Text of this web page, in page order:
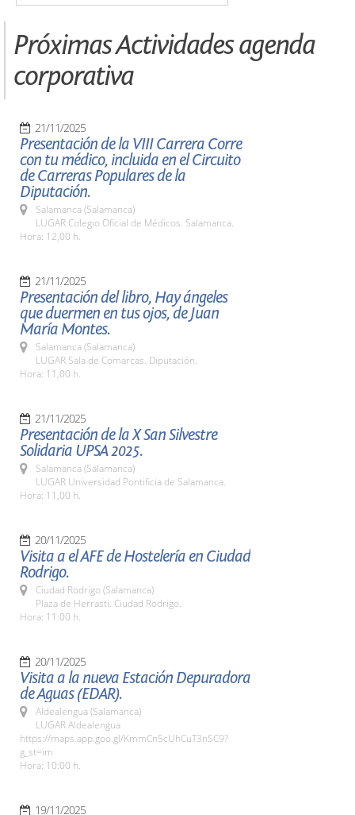
Próximas Actividades agenda
corporativa
21/11/2025
Presentación de la VIII Carrera Corre
con tu médico, incluida en el Circuito
de Carreras Populares de la
Diputación.
Salamanca (Salamanca)
LUGAR Colegio Oficial de Médicos. Salamanca.
Hora: 12,00 h.
21/11/2025
Presentación del libro, Hay ángeles
que duermen en tus ojos, de Juan
María Montes.
Salamanca (Salamanca)
LUGAR Sala de Comarcas. Diputación.
Hora: 11,00 h.
21/11/2025
Presentación de la X San Silvestre
Solidaria UPSA 2025.
Salamanca (Salamanca)
LUGAR Universidad Pontificia de Salamanca.
Hora: 11,00 h.
20/11/2025
Visita a el AFE de Hostelería en Ciudad
Rodrigo.
Ciudad Rodrigo (Salamanca)
Plaza de Herrasti. Ciudad Rodrigo.
Hora: 11:00 h.
20/11/2025
Visita a la nueva Estación Depuradora
de Aguas (EDAR).
Aldealengua (Salamanca)
LUGAR Aldealengua
https://maps.app.goo.gl/KmmCn5cUhCuT3nSC9?
g_st=im
Hora: 10:00 h.
19/11/2025